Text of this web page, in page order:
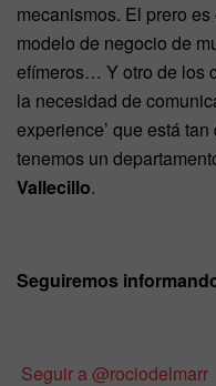
mecanismos. El prero
modelo de negocio de
efímeros… Y otro de los
la necesidad de
experience’ que está
tenemos un
Vallecillo.
Seguiremos
Seguir a @rociodelmarr